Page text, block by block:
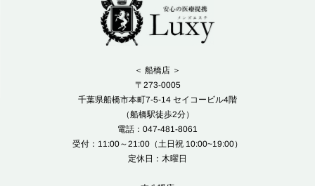
＜ 船橋店 ＞
〒273-0005
千葉県船橋市本町7-5-14 セイコービル4階
（船橋駅徒歩2分）
電話：047-481-8061
受付：11:00～21:00（土日祝 10:00~19:00）
定休日：木曜日